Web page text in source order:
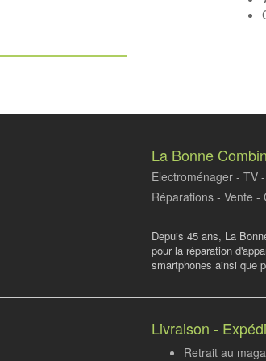
La Bonne
Electroménager - TV
Réparations - Vente
Depuis 45 ans, La
pour la réparation
smartphones ainsi que
Livraison -
Retrait au